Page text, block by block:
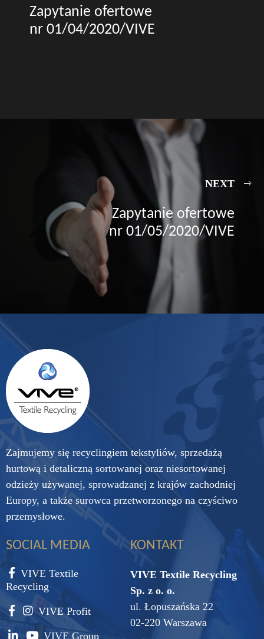
Zapytanie ofertowe
nr 01/04/2020/VIVE
NEXT
Zapytanie ofertowe
nr 01/05/2020/VIVE
Zajmujemy się recyclingiem tekstyliów, sprzedażą
hurtową i detaliczną sortowanej oraz niesortowanej
odzieży używanej, sprowadzanej z krajów zachodniej
Europy, a także surowca przetworzonego na czyściwo
przemysłowe.
SOCIAL MEDIA
VIVE Textile
Recycling
VIVE Profit
VIVE Group
KONTAKT
VIVE Textile Recycling
Sp. z o. o.
ul. Łopuszańska 22
02-220 Warszawa